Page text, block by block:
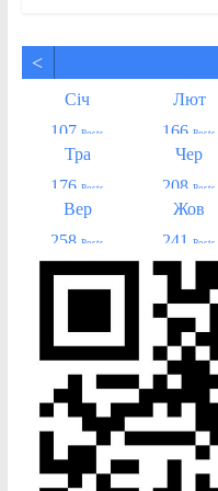
<
Січ
107 Posts
Лют
166 Posts
Тра
176 Posts
Чер
208 Posts
Вер
258 Posts
Жов
241
Posts